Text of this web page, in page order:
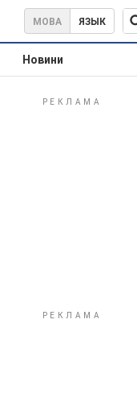
МОВА ЯЗЫК
Новини